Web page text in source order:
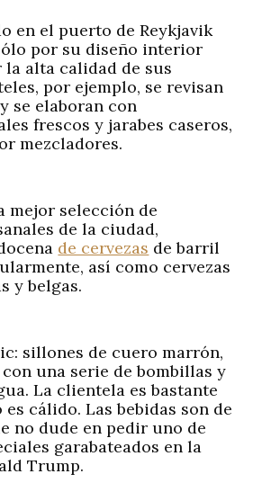
en el puerto de Reykjavik
por su diseño interior
alta calidad de sus
por ejemplo, se revisan
se elaboran con
frescos y jarabes caseros,
mezcladores.
mejor selección de
de la ciudad,
de cervezas de barril
así como cervezas
y belgas.
sillones de cuero marrón,
una serie de bombillas y
La clientela es bastante
cálido. Las bebidas son de
no dude en pedir uno de
garabateados en la
Trump.